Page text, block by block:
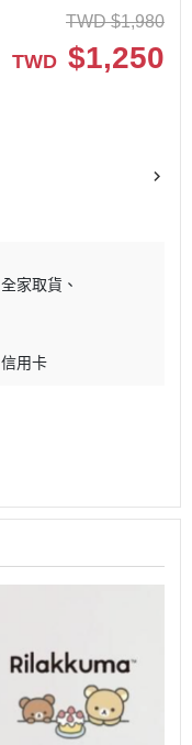
TWD $1,980
TWD $1,250
全家取貨
信用卡